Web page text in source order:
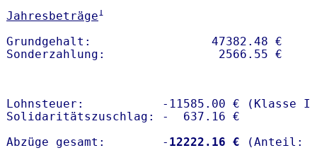
Jahresbeträge1
Grundgehalt:                 47382.48 €
Lohnsteuer:           -11585.00 € (Klasse I)
Solidaritätszuschlag: -  637.16 €
Abzüge gesamt:        - 12222.16 €